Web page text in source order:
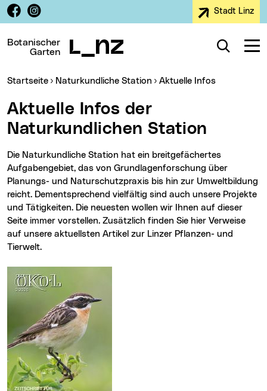
Zur Navigation
Zum Inhalt
Zur Suche
Facebook
Instagram Stadt Linz
Botanischer
Garten
Suche
Sie sind hier:
Startseite Naturkundliche Station Aktuelle Infos
Aktuelle Infos der
Naturkundlichen Station
Die Naturkundliche Station hat ein breitgefächertes
Aufgabengebiet, das von Grundlagenforschung über
Planungs- und Naturschutzpraxis bis hin zur Umweltbildung
reicht. Dementsprechend vielfältig sind auch unsere Projekte
und Tätigkeiten. Die neuesten wollen wir Ihnen auf dieser
Seite immer vorstellen. Zusätzlich finden Sie hier Verweise
auf unsere aktuellsten Artikel zur Linzer Pflanzen- und
Tierwelt.